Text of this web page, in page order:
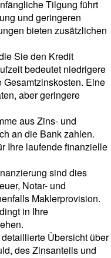
Tilgung führt
und geringeren
bieten zusätzlichen
Sie den Kredit
bedeutet niedrigere
Eine
aber geringere
aus Zins- und
an die Bank zahlen.
Ihre laufende finanzielle
sind dies
Notar- und
Maklerprovision.
in Ihre
Übersicht über
des Zinsanteils und